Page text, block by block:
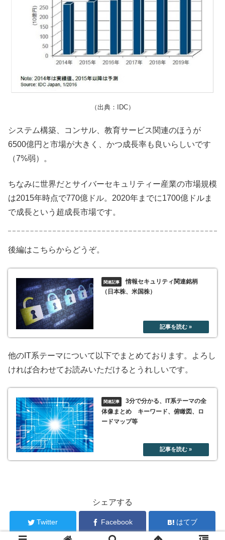
（出典：IDC）
システム構築、コンサル、教育サービス関連のほうが
6500億円と市場が大きく、かつ成長率も良いらしいです
（7%弱）。
ちなみに世界だとサイバーセキュリティー産業の市場規模
は2015年時点で770億ドル。2020年までに1700億ドルま
で成長という超成長市場です。
後編はこちらからどうぞ。
情報セキュリティ関連銘柄
（日本株、米国株）
他のIT系テーマについて以下でまとめております。よろし
ければ合わせてお読みいただけるとうれしいです。
3分で分かる、IT系テーマの全
体像まとめ キーワード、俯瞰図、ロ
ードマップ等
シェアする
Twitter Facebook はてブ